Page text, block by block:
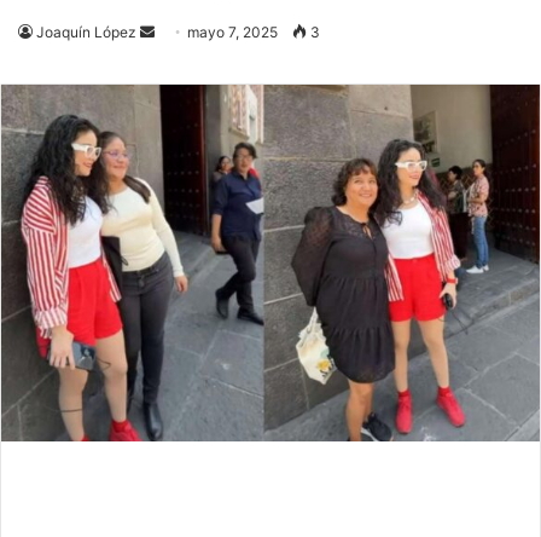
Joaquín López
Send
email
mayo 7, 2025 3